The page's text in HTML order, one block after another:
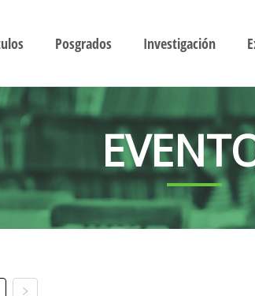
Posgrados Investigación